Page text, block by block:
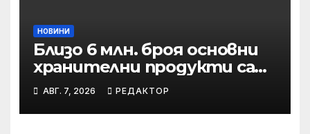
НОВИНИ
Близо 6 млн. броя основни
хранителни продукти са
закупени от „Кошница с
грижа“ в Kaufland от
старта на кампанията
АВГ. 7, 2026 РЕДАКТОР